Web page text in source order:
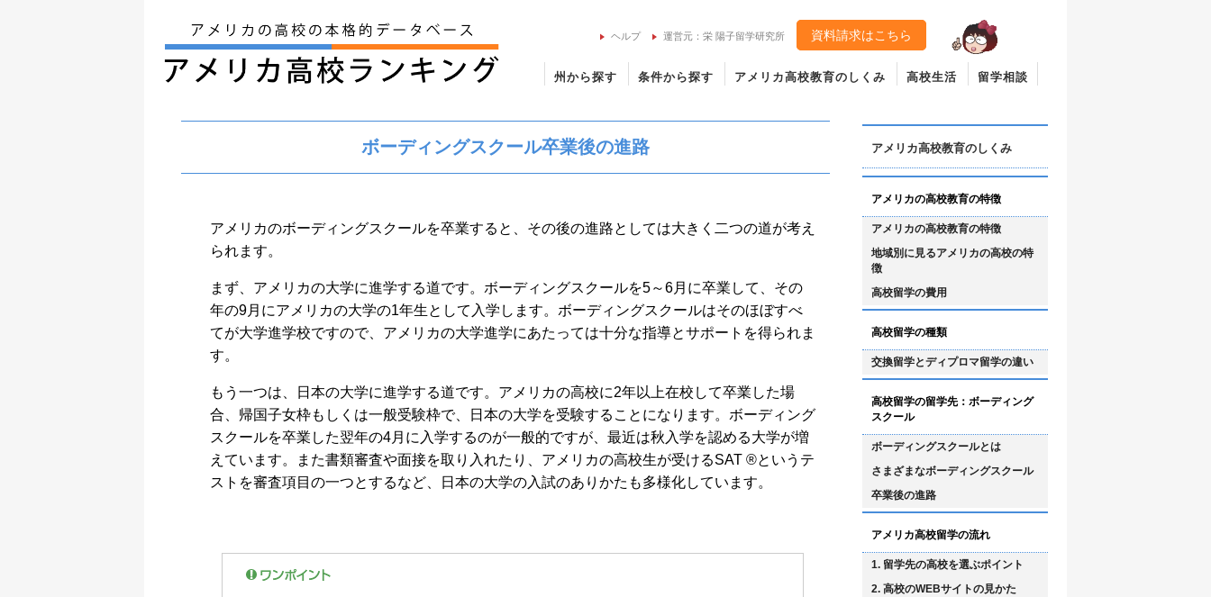
ヘルプ 運営元：栄 陽子留学研究所 資料請求はこちら
州から探す 条件から探す アメリカ高校教育のしくみ 高校生活 留学相談
ボーディングスクール卒業後の進路
アメリカのボーディングスクールを卒業すると、その後の進路としては大きく二つの道が考え
られます。
まず、アメリカの大学に進学する道です。ボーディングスクールを5～6月に卒業して、その
年の9月にアメリカの大学の1年生として入学します。ボーディングスクールはそのほぼすべ
てが大学進学校ですので、アメリカの大学進学にあたっては十分な指導とサポートを得られま
す。
もう一つは、日本の大学に進学する道です。アメリカの高校に2年以上在校して卒業した場
合、帰国子女枠もしくは一般受験枠で、日本の大学を受験することになります。ボーディング
スクールを卒業した翌年の4月に入学するのが一般的ですが、最近は秋入学を認める大学が増
えています。また書類審査や面接を取り入れたり、アメリカの高校生が受けるSAT ®というテ
ストを審査項目の一つとするなど、日本の大学の入試のありかたも多様化しています。
アメリカ高校教育のしくみ
アメリカの高校教育の特徴
アメリカの高校教育の特徴
地域別に見るアメリカの高校の特
徴
高校留学の費用
高校留学の種類
交換留学とディプロマ留学の違い
高校留学の留学先：ボーディング
スクール
ボーディングスクールとは
さまざまなボーディングスクール
卒業後の進路
アメリカ高校留学の流れ
1. 留学先の高校を選ぶポイント
2. 高校のWEBサイトの見かた